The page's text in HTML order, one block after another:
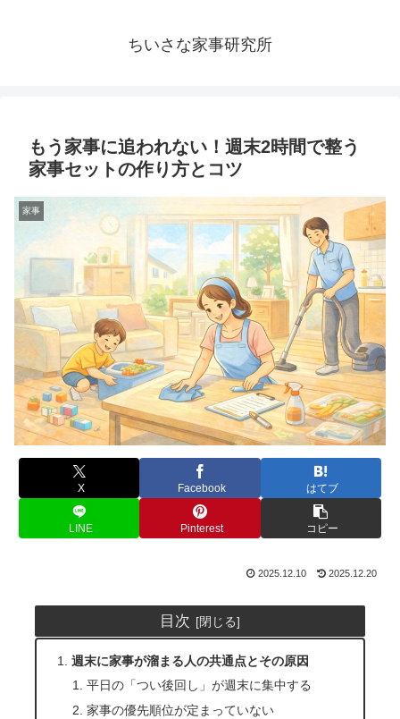
ちいさな家事研究所
もう家事に追われない！週末2時間で整う
家事セットの作り方とコツ
家事
X Facebook はてブ
LINE Pinterest コピー
2025.12.10 2025.12.20
目次
週末に家事が溜まる人の共通点とその原因
平日の「つい後回し」が週末に集中する
家事の優先順位が定まっていない